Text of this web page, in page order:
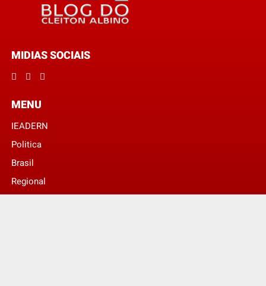
MIDIAS SOCIAIS
MENU
IEADERN
Politica
Brasil
Regional